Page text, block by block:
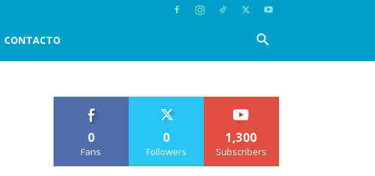
CONTACTO
0
Fans
0
Followers
1,300
Subscribers